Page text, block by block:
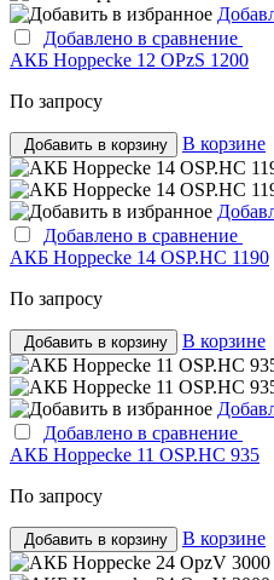
Добавлено в сравнение
АКБ Hoppecke 12 OPzS 1200
По запросу
Добавить в корзину В корзине
Добавлено в сравнение
АКБ Hoppecke 14 OSP.HC 1190
По запросу
Добавить в корзину В корзине
Добавлено в сравнение
АКБ Hoppecke 11 OSP.HC 935
По запросу
Добавить в корзину В корзине